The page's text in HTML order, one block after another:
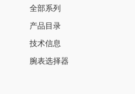
全部系列
产品目录
技术信息
腕表选择器